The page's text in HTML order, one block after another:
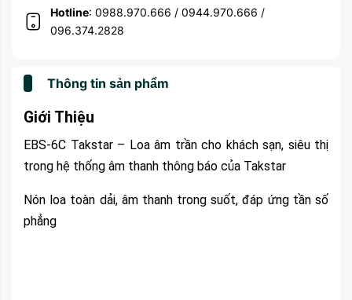
Hotline: 0988.970.666 / 0944.970.666 /
096.374.2828
Thông tin sản phẩm
Giới Thiệu
EBS-6C Takstar – Loa âm trần cho khách sạn, siêu thị
trong hệ thống âm thanh thông báo của Takstar
Nón loa toàn dải, âm thanh trong suốt, đáp ứng tần số
phẳng